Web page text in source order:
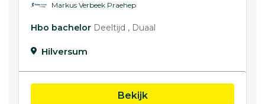
Markus Verbeek Praehep
Hbo bachelor Deeltijd Duaal
Hilversum
Bekijkopleiding SPD